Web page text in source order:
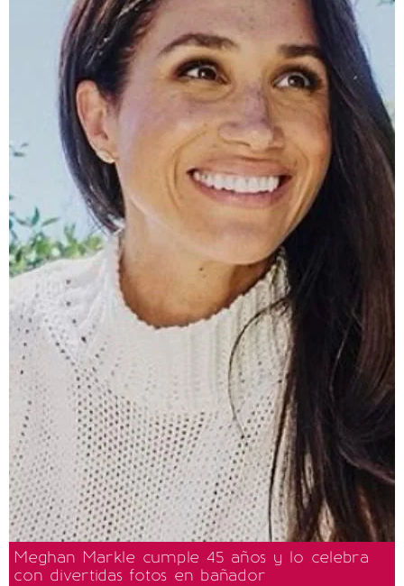
Meghan Markle cumple 45 años y lo celebra
con divertidas fotos en bañador